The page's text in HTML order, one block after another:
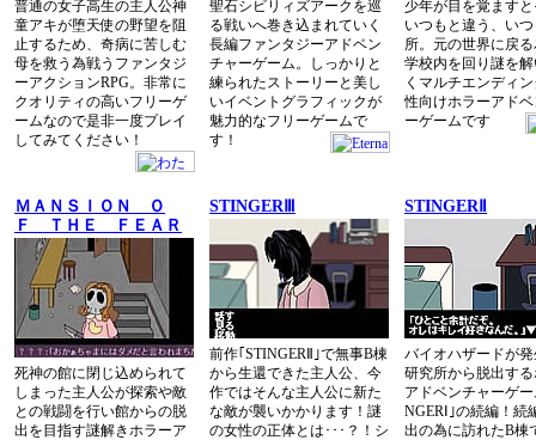
普通の女子高生の主人公神
童アキが堕天使の野望を阻
止するため、奇病に苦しむ
母を救う為戦うファンタジ
ーアクションRPG。非常に
クオリティの高いフリーゲ
ームなので是非一度プレイ
してみてください！
聖石シビリィズアークを巡
る戦いへ巻き込まれていく
長編ファンタジーアドベン
チャーゲーム。しっかりと
練られたストーリーと美し
いイベントグラフィックが
魅力的なフリーゲームで
す！
少年が目を覚ます
いつもと違う、い
所。元の世界に戻
学校内を回り謎を
くマルチエンディ
性向けホラーアド
ーゲームです
ＭＡＮＳＩＯＮ Ｏ
Ｆ ＴＨＥ ＦＥＡＲ
死神の館に閉じ込められて
しまった主人公が探索や敵
との戦闘を行い館からの脱
出を目指す謎解きホラーア
STINGERⅢ
前作｢STINGERⅡ｣で無事B棟
から生還できた主人公、今
作ではそんな主人公に新た
な敵が襲いかかります！謎
の女性の正体とは･･･？！シ
STINGERⅡ
バイオハザードが
研究所から脱出す
アドベンチャーゲー
NGERⅠ｣の続編！続
出の為に訪れたB棟